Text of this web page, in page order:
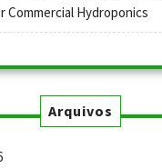
Commercial Hydroponics
Arquivos